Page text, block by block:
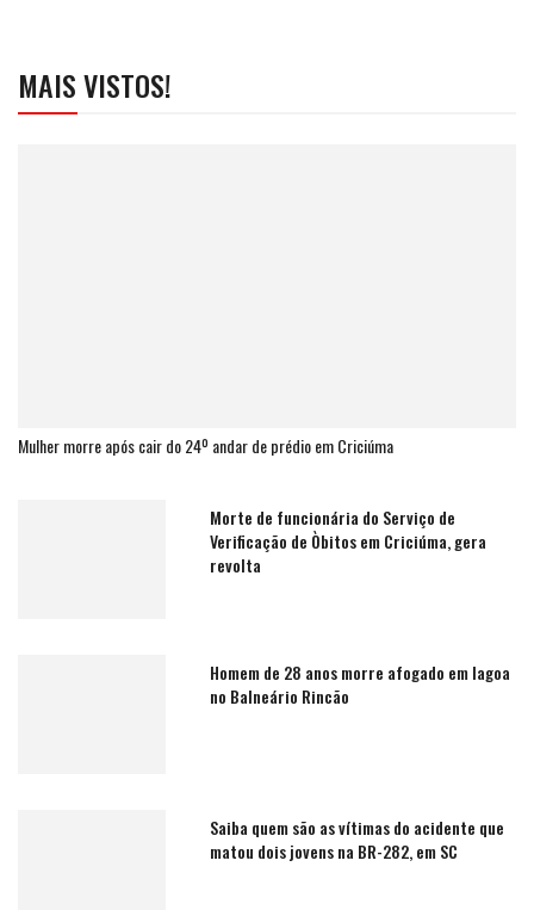
MAIS VISTOS!
Mulher morre após cair do 24º andar de prédio em Criciúma
Morte de funcionária do Serviço de
Verificação de Òbitos em Criciúma, gera
revolta
Homem de 28 anos morre afogado em lagoa
no Balneário Rincão
Saiba quem são as vítimas do acidente que
matou dois jovens na BR-282, em SC